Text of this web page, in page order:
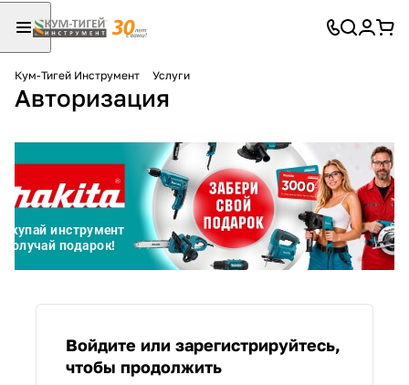
Кум-Тигей Инструмент Услуги
Авторизация
Войдите или зарегистрируйтесь,
чтобы продолжить
Для клиентов всех банков
Разбейте
оплату на части
без переплат
Сегодня